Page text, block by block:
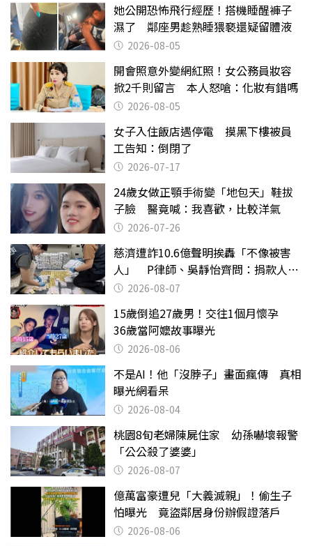
她公開恐怖飛行經歷！搭機睡醒褲子
濕了 鄰座男趁熟睡猥褻還疑留體液
2026-08-05
開會照意外變網紅照！女公務員妝容
掀2千則留言 本人怒嗆：化妝有錯嗎
2026-08-05
女子入住飯店遇停電 摸黑下樓被員
工告知：倒閉了
2026-07-17
24歲女做正顎手術變「地包天」鞋拔
子臉 醫竟喊：我喜歡，比較洋氣
2026-07-26
慈濟遭詐10.6億聲明挨轟「不像被害
人」 P律師、吳靜怡齊問：捐款人有
權知道真相
2026-08-07
15歲倒追27歲男！交往1個月懷孕
36歲當阿嬤故事曝光
2026-08-06
不是AI！他「沒脖子」畫面瘋傳 真相
曝光網看呆
2026-08-04
桃園8旬老婦陳屍住家 幼孫嚇壞報警
「公公殺了婆婆」
2026-08-07
億萬富豪遭兒「大義滅親」！偷生子
怕曝光 竟盜鄰居身份辦假證落戶
2026-08-06